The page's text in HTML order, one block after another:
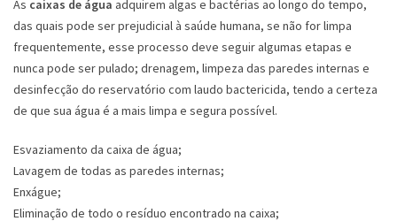
As caixas de água adquirem algas e bactérias ao longo do tempo,
das quais pode ser prejudicial à saúde humana, se não for limpa
frequentemente, esse processo deve seguir algumas etapas e
nunca pode ser pulado; drenagem, limpeza das paredes internas e
desinfecção do reservatório com laudo bactericida, tendo a certeza
de que sua água é a mais limpa e segura possível.
Esvaziamento da caixa de água;
Lavagem de todas as paredes internas;
Enxágue;
Eliminação de todo o resíduo encontrado na caixa;